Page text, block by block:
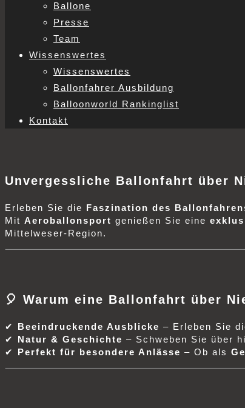
Ballone
Presse
Team
Wissenswertes
Wissenswertes
Ballonfahrer Ausbildung
Balloonworld Rankinglist
Kontakt
Unvergessliche Ballonfahrt über
Erleben Sie die Faszination des
Mit Aeroballonsport genießen Sie eine
Mittelweser-Region.
🎈 Warum eine Ballonfahrt über
✔ Beeindruckende Ausblicke – Erleben Sie
✔ Natur & Geschichte – Schweben Sie über
✔ Perfekt für besondere Anlässe – Ob als